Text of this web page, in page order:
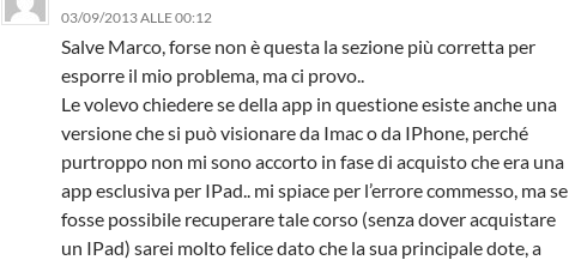
03/09/2013 ALLE 00:12
Salve Marco, forse non è questa la sezione più corretta per
esporre il mio problema, ma ci provo..
Le volevo chiedere se della app in questione esiste anche una
versione che si può visionare da Imac o da IPhone, perché
purtroppo non mi sono accorto in fase di acquisto che era una
app esclusiva per IPad.. mi spiace per l’errore commesso, ma se
fosse possibile recuperare tale corso (senza dover acquistare
un IPad) sarei molto felice dato che la sua principale dote, a